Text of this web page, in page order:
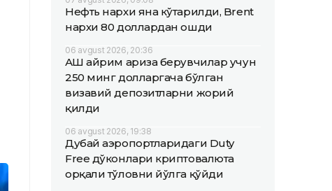
Нефть нархи яна кўтарилди, Brent
нархи 80 доллардан ошди
06 avgust 2026, 20:36
АҚШ айрим ариза берувчилар учун
250 минг долларгача бўлган
визавий депозитларни жорий
қилди
06 avgust 2026, 19:38
Дубай аэропортларидаги Duty
Free дўконлари криптовалюта
орқали тўловни йўлга қўйди